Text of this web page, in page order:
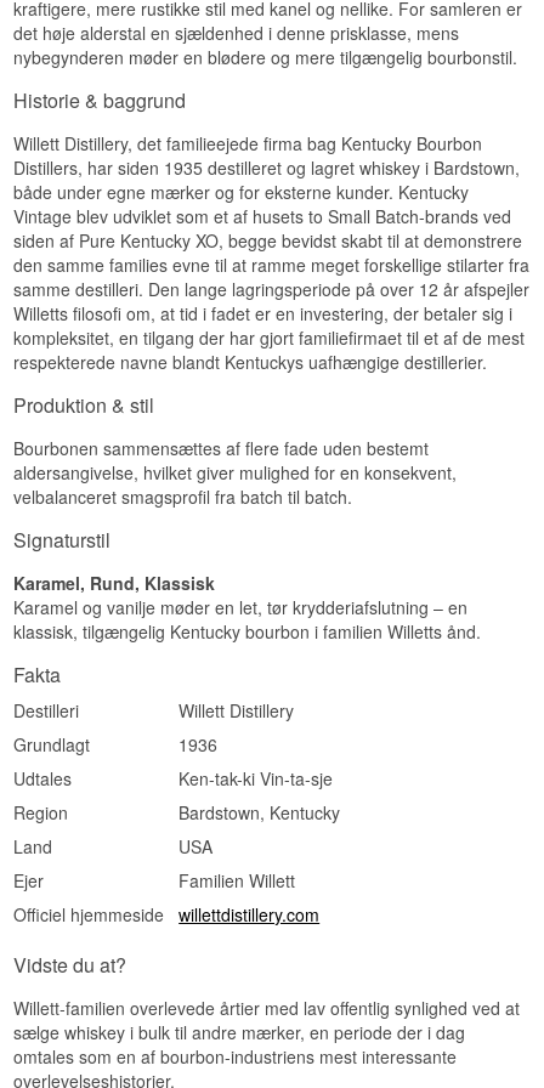
Eftersmag
Eftersmagen er medium lang, blød og rund.
Navn: Willett Kentucky Vintage Kentucky Straight
Bourbon Whiskey
Destilleri:
Willett Distillery
Region/Land: Bardstown, Kentucky, USA
Type: Kentucky Straight Bourbon Whiskey
ABV: 45 %
Størrelse: 70 CL
Smagsprofil
Blød · Sødmefyldt · Rund · Karamelagtig
Se hele vores udvalg af
Willett
kraftigere, mere rustikke stil med kanel og nellike. For samleren er
det høje alderstal en sjældenhed i denne prisklasse, mens
nybegynderen møder en blødere og mere tilgængelig bourbonstil.
Historie & baggrund
Willett Distillery, det familieejede firma bag Kentucky Bourbon
Distillers, har siden 1935 destilleret og lagret whiskey i Bardstown,
både under egne mærker og for eksterne kunder. Kentucky
Vintage blev udviklet som et af husets to Small Batch-brands ved
siden af Pure Kentucky XO, begge bevidst skabt til at demonstrere
den samme families evne til at ramme meget forskellige stilarter fra
samme destilleri. Den lange lagringsperiode på over 12 år afspejler
Willetts filosofi om, at tid i fadet er en investering, der betaler sig i
kompleksitet, en tilgang der har gjort familiefirmaet til et af de mest
respekterede navne blandt Kentuckys uafhængige destillerier.
Produktion & stil
Bourbonen sammensættes af flere fade uden bestemt
aldersangivelse, hvilket giver mulighed for en konsekvent,
velbalanceret smagsprofil fra batch til batch.
Signaturstil
Karamel, Rund, Klassisk
Karamel og vanilje møder en let, tør krydderiafslutning – en
klassisk, tilgængelig Kentucky bourbon i familien Willetts ånd.
Fakta
Destilleri
Willett Distillery
Grundlagt
1936
Udtales
Ken-tak-ki Vin-ta-sje
Region
Bardstown, Kentucky
Land
USA
Ejer
Familien Willett
Officiel hjemmeside
willettdistillery.com
Vidste du at?
Willett-familien overlevede årtier med lav offentlig synlighed ved at
sælge whiskey i bulk til andre mærker, en periode der i dag
omtales som en af bourbon-industriens mest interessante
overlevelseshistorier.